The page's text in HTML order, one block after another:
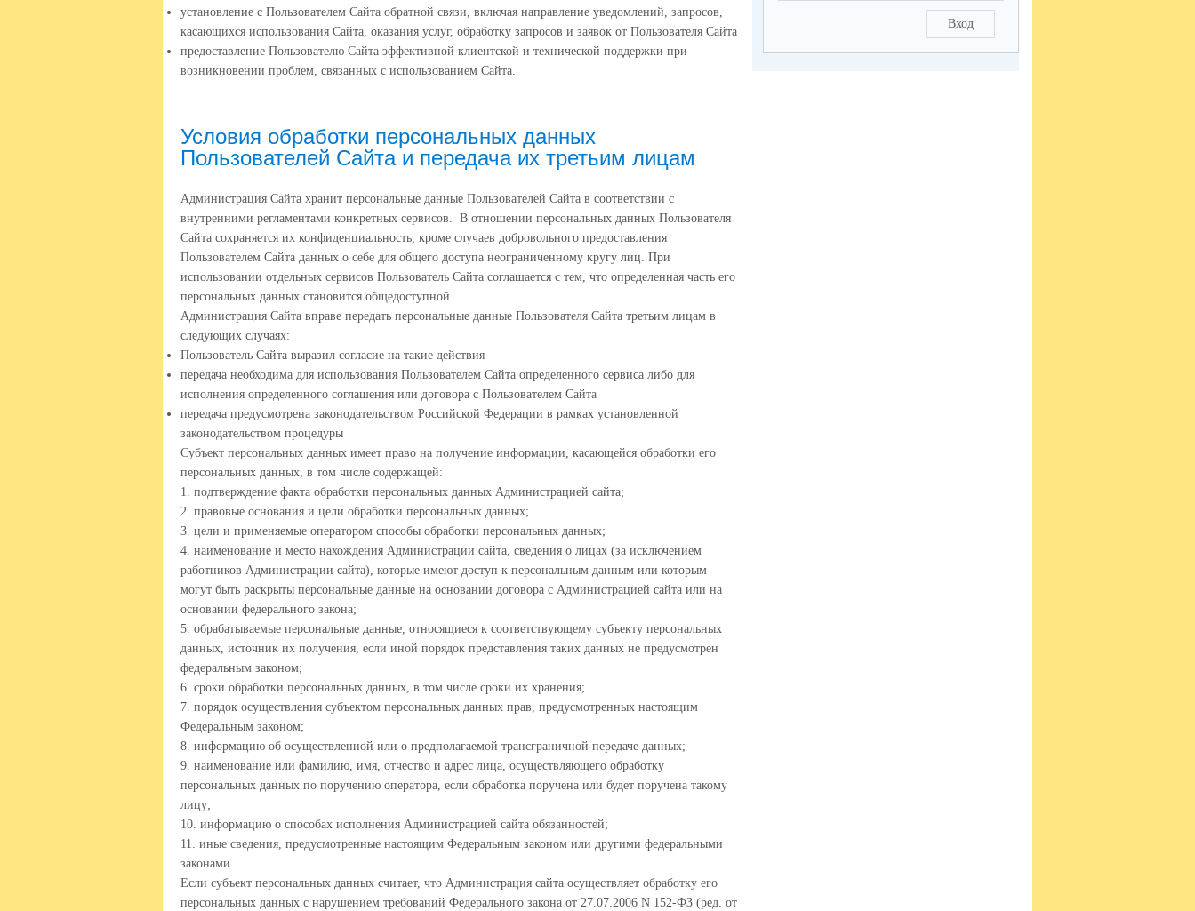
установление с Пользователем Сайта обратной связи, включая направление уведомлений, запросов,
касающихся использования Сайта, оказания услуг, обработку запросов и заявок от Пользователя Сайта
предоставление Пользователю Сайта эффективной клиентской и технической поддержки при
возникновении проблем, связанных с использованием Сайта.
Условия обработки персональных данных
Пользователей Сайта и передача их третьим лицам
Администрация Сайта хранит персональные данные Пользователей Сайта в соответствии с
внутренними регламентами конкретных сервисов. В отношении персональных данных Пользователя
Сайта сохраняется их конфиденциальность, кроме случаев добровольного предоставления
Пользователем Сайта данных о себе для общего доступа неограниченному кругу лиц. При
использовании отдельных сервисов Пользователь Сайта соглашается с тем, что определенная часть его
персональных данных становится общедоступной.
Администрация Сайта вправе передать персональные данные Пользователя Сайта третьим лицам в
следующих случаях:
Пользователь Сайта выразил согласие на такие действия
передача необходима для использования Пользователем Сайта определенного сервиса либо для
исполнения определенного соглашения или договора с Пользователем Сайта
передача предусмотрена законодательством Российской Федерации в рамках установленной
законодательством процедуры
Субъект персональных данных имеет право на получение информации, касающейся обработки его
персональных данных, в том числе содержащей:
1. подтверждение факта обработки персональных данных Администрацией сайта;
2. правовые основания и цели обработки персональных данных;
3. цели и применяемые оператором способы обработки персональных данных;
4. наименование и место нахождения Администрации сайта, сведения о лицах (за исключением
работников Администрации сайта), которые имеют доступ к персональным данным или которым
могут быть раскрыты персональные данные на основании договора с Администрацией сайта или на
основании федерального закона;
5. обрабатываемые персональные данные, относящиеся к соответствующему субъекту персональных
данных, источник их получения, если иной порядок представления таких данных не предусмотрен
федеральным законом;
6. сроки обработки персональных данных, в том числе сроки их хранения;
7. порядок осуществления субъектом персональных данных прав, предусмотренных настоящим
Федеральным законом;
8. информацию об осуществленной или о предполагаемой трансграничной передаче данных;
9. наименование или фамилию, имя, отчество и адрес лица, осуществляющего обработку
персональных данных по поручению оператора, если обработка поручена или будет поручена такому
лицу;
10. информацию о способах исполнения Администрацией сайта обязанностей;
11. иные сведения, предусмотренные настоящим Федеральным законом или другими федеральными
законами.
Если субъект персональных данных считает, что Администрация сайта осуществляет обработку его
персональных данных с нарушением требований Федерального закона от 27.07.2006 N 152-ФЗ (ред. от
Вход